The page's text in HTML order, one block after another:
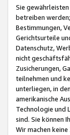
Sie
betreiben
Bestimmungen,
Gerichtsurteile
Datenschutz,
nicht
Zusicherungen,
teilnehmen und
unterliegen, in
amerikanische
Technologie und
sind. Sie können
Wir machen